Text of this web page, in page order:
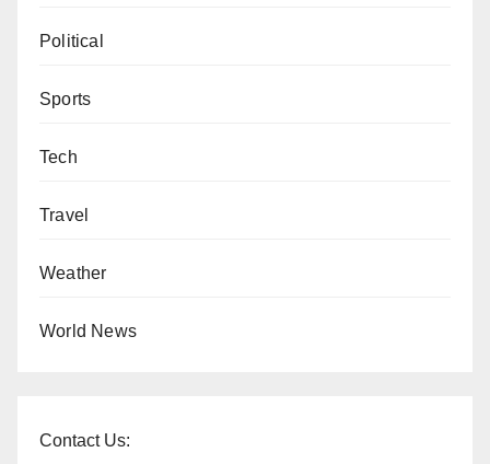
Political
Sports
Tech
Travel
Weather
World News
Contact Us: